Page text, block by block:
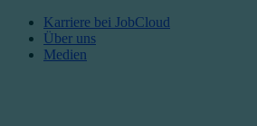
Karriere bei JobCloud​
Über uns
Medien